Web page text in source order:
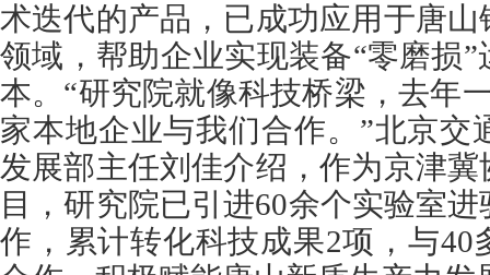
术迭代的产品，已成功应用于唐
领域，帮助企业实现装备“零磨损
本。“研究院就像科技桥梁，去年
家本地企业与我们合作。”北京交
发展部主任刘佳介绍，作为京津
目，研究院已引进60余个实验室
作，累计转化科技成果2项，与40